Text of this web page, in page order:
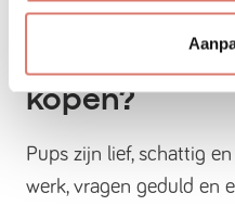
Toch een jack
kopen?
Pups zijn lief, schattig
werk, vragen geduld en